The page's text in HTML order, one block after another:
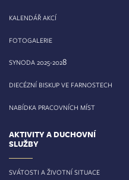
KALENDÁŘ AKCÍ
FOTOGALERIE
SYNODA 2025-2028
DIECÉZNÍ BISKUP VE FARNOSTECH
NABÍDKA PRACOVNÍCH MÍST
AKTIVITY A DUCHOVNÍ
SLUŽBY
SVÁTOSTI A ŽIVOTNÍ SITUACE